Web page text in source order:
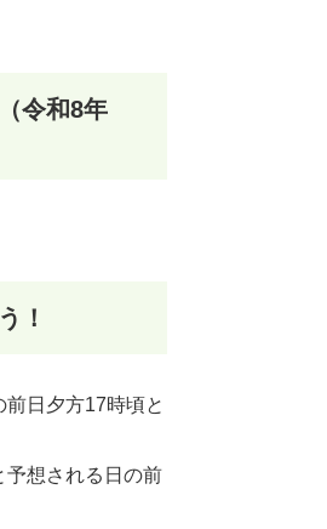
令和8年
！
日夕方17時頃と
予想される日の前